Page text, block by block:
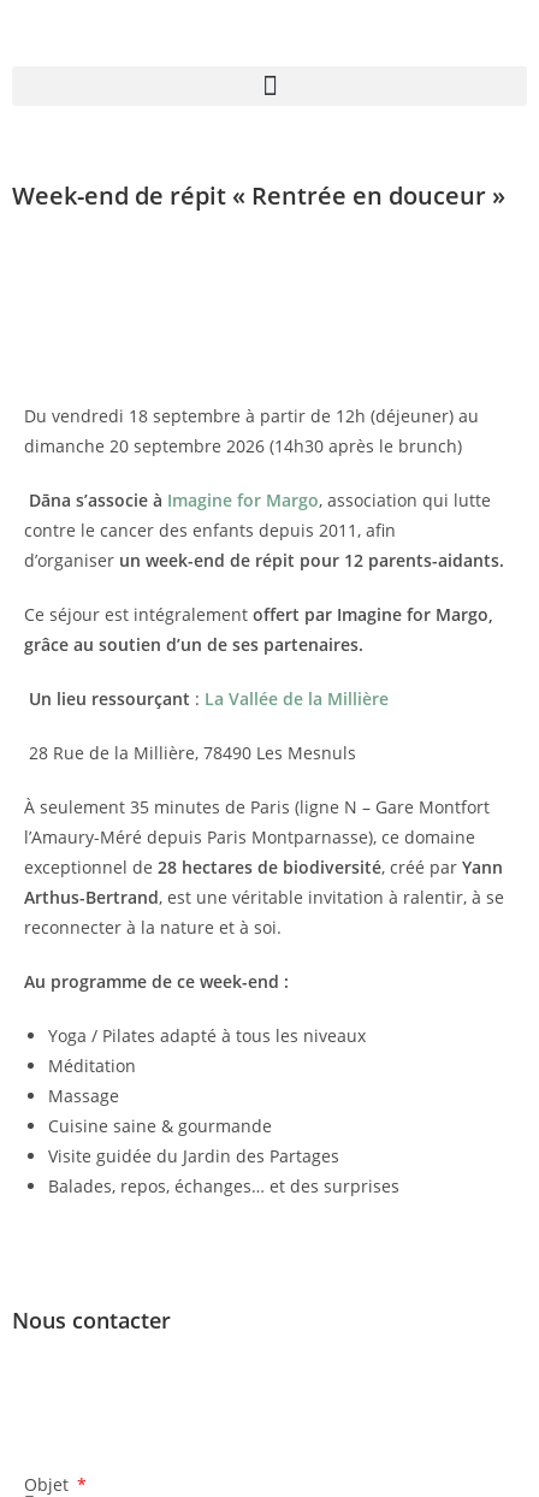
Week-end de répit « Rentrée en douceur »
Du vendredi 18 septembre à partir de 12h (déjeuner) au
dimanche 20 septembre 2026 (14h30 après le brunch)
Dāna s’associe à Imagine for Margo, association qui lutte
contre le cancer des enfants depuis 2011, afin
d’organiser un week-end de répit pour 12 parents-aidants.
Ce séjour est intégralement offert par Imagine for Margo,
grâce au soutien d’un de ses partenaires.
Un lieu ressourçant : La Vallée de la Millière
28 Rue de la Millière, 78490 Les Mesnuls
À seulement 35 minutes de Paris (ligne N – Gare Montfort
l’Amaury-Méré depuis Paris Montparnasse), ce domaine
exceptionnel de 28 hectares de biodiversité, créé par Yann
Arthus-Bertrand, est une véritable invitation à ralentir, à se
reconnecter à la nature et à soi.
Au programme de ce week-end :
Yoga / Pilates adapté à tous les niveaux
Méditation
Massage
Cuisine saine & gourmande
Visite guidée du Jardin des Partages
Balades, repos, échanges… et des surprises
Nous contacter
Objet